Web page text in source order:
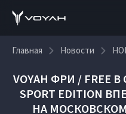
Главная Новости
VOYAH ФРИ /
SPORT EDITION
НА